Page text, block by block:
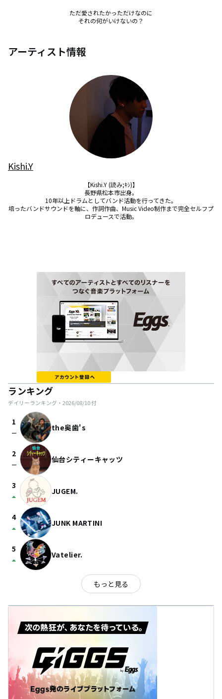
ただ愛されたかっただけなのに
それの何がいけないの？
アーティスト情報
Kishi.Y
【Kishi.Y (読み;ｷｼ)】
長野県松本市出身。
10年以上ドラムとしてバンド活動を行ってきた。
培ったバンドサウンドを軸に、作詞作曲、Music Video制作まで完全セルフプ
ロデュースで活動。
ランキング
デイリーランキング・ 2026/08/10付
1
check_indeterminate_small the奥歯's
2
check_indeterminate_small 仙台シティーキャッツ
3
arrow_drop_up JUGEM.
4
arrow_drop_up JUNK MARTINI
5
arrow_drop_up Vatelier.
もっと見る